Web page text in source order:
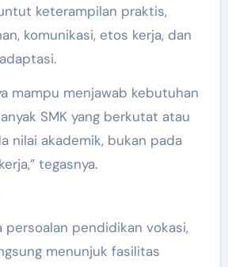
keterampilan praktis,
komunikasi, etos kerja, dan
mampu menjawab kebutuhan
SMK yang berkutat atau
nilai akademik, bukan pada
tegasnya.
persoalan pendidikan vokasi,
menunjuk fasilitas